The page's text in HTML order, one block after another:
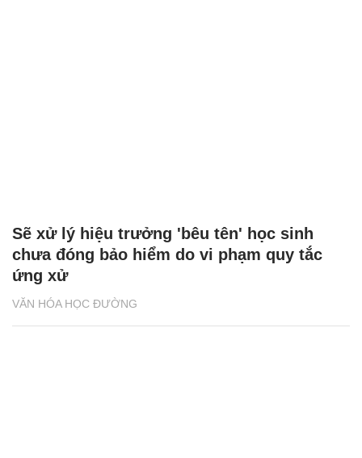
VĂN HÓA HỌC ĐƯỜNG
Sẽ xử lý hiệu trưởng 'bêu tên' học sinh
chưa đóng bảo hiểm do vi phạm quy tắc
ứng xử